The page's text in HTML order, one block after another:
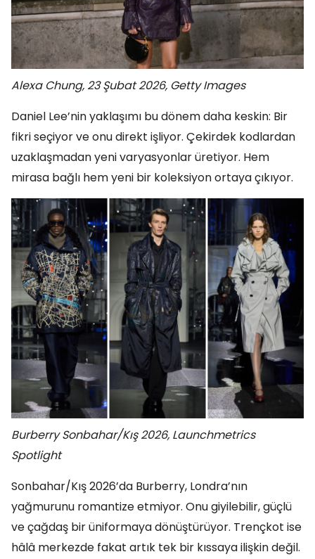
Alexa Chung, 23 Şubat 2026, Getty Images
Daniel Lee’nin yaklaşımı bu dönem daha keskin: Bir
fikri seçiyor ve onu direkt işliyor. Çekirdek kodlardan
uzaklaşmadan yeni varyasyonlar üretiyor. Hem
mirasa bağlı hem yeni bir koleksiyon ortaya çıkıyor.
Burberry Sonbahar/Kış 2026, Launchmetrics
Spotlight
Sonbahar/Kış 2026’da Burberry, Londra’nın
yağmurunu romantize etmiyor. Onu giyilebilir, güçlü
ve çağdaş bir üniformaya dönüştürüyor. Trençkot ise
hâlâ merkezde fakat artık tek bir kıssaya ilişkin değil.